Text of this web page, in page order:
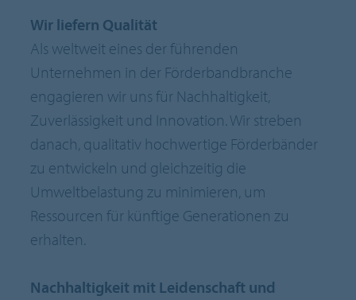
Wir liefern Qualität
Als weltweit eines der führenden
Unternehmen in der Förderbandbranche
engagieren wir uns für Nachhaltigkeit,
Zuverlässigkeit und Innovation. Wir streben
danach, qualitativ hochwertige Förderbänder
zu entwickeln und gleichzeitig die
Umweltbelastung zu minimieren, um
Ressourcen für künftige Generationen zu
erhalten.
Nachhaltigkeit mit Leidenschaft und